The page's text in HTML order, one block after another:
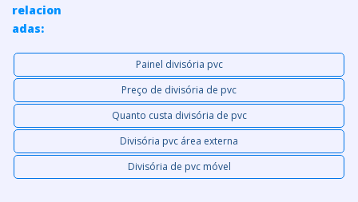
relacion
adas:
Painel divisória pvc
Preço de divisória de pvc
Quanto custa divisória de pvc
Divisória pvc área externa
Divisória de pvc móvel